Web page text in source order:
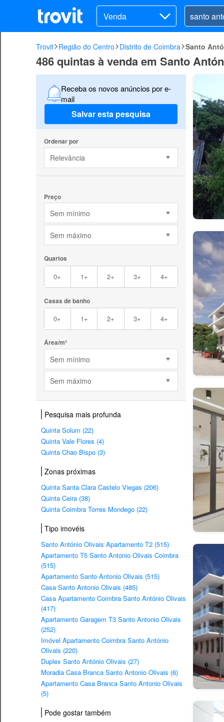
Venda
Trovit Região do Centro Distrito de Coimbra Santo
486 quintas à venda em Santo
Receba os novos anúncios por e-
mail
Salvar esta pesquisa
Ordenar por
Relevância
Preço
Sem mínimo
Sem máximo
Quartos
0+ 1+ 2+ 3+ 4+
Casas de banho
0+ 1+ 2+ 3+ 4+
Área/m²
Sem mínimo
Sem máximo
Pesquisa mais profunda
Quinta Solum (22)
Quinta Vale Flores (4)
Quinta Chao Bispo (3)
Zonas próximas
Quinta Santa Clara Castelo Viegas (206)
Quinta Ceira (38)
Quinta Coimbra Torres Mondego (22)
Tipo imovéis
Santo António Olivais Apartamento T2 (515)
Apartamento T5 Santo Antonio Olivais Coimbra
(515)
Apartamento Santo Antonio Olivais (515)
Casa Santo Antonio Olivais (485)
Casa Apartamento Coimbra Santo António Olivais
(417)
Apartamento Garagem T3 Santo Antonio Olivais
(252)
Imóvel Apartamento Coimbra Santo António
Olivais (220)
Duplex Santo António Olivais (27)
Moradia Casa Branca Santo Antonio Olivais (6)
Apartamento Casa Branca Santo Antonio Olivais
(5)
Pode gostar também